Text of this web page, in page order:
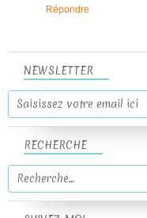
Répondre
NEWSLETTER
RECHERCHE